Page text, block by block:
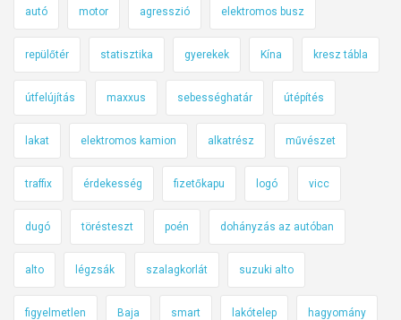
autó motor agresszió elektromos busz
repülőtér statisztika gyerekek Kína kresz tábla
útfelújítás maxxus sebességhatár útépítés
lakat elektromos kamion alkatrész művészet
traffix érdekesség fizetőkapu logó vicc
dugó törésteszt poén dohányzás az autóban
alto légzsák szalagkorlát suzuki alto
figyelmetlen Baja smart lakótelep hagyomány